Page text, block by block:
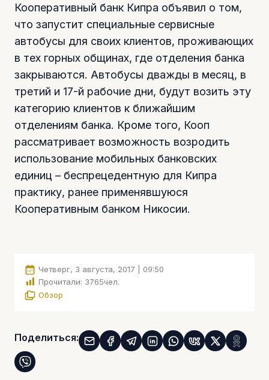
Кооперативный банк Кипра объявил о том,
что запустит специальные сервисные
автобусы для своих клиентов, проживающих
в тех горных общинах, где отделения банка
закрываются. Автобусы дважды в месяц, в
третий и 17-й рабочие дни, будут возить эту
категорию клиентов к ближайшим
отделениям банка. Кроме того, Кооп
рассматривает возможность возродить
использование мобильных банковских
единиц – беспрецедентную для Кипра
практику, ранее применявшуюся
Кооперативным банком Никосии.
Четверг, 3 августа, 2017 | 09:50
Прочитали: 3765чел.
Обзор
Поделиться: